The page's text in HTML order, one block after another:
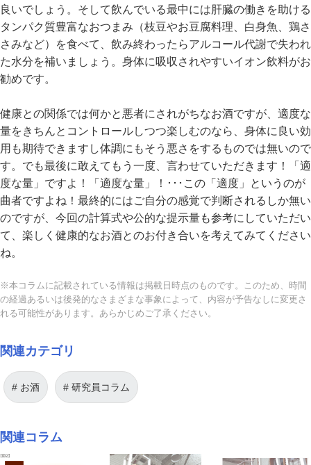
良いでしょう。そして飲んでいる最中には肝臓の働きを助ける
タンパク質豊富なおつまみ（枝豆やお豆腐料理、白身魚、鶏さ
さみなど）を食べて、飲み終わったらアルコール代謝で失われ
た水分を補いましょう。身体に吸収されやすいイオン飲料がお
勧めです。
健康との関係では何かと悪者にされがちなお酒ですが、適度な
量をきちんとコントロールしつつ楽しむのなら、身体に良い効
用も期待できますし体調にもそう悪さをするものでは無いので
す。でも最後に敢えてもう一度、言わせていただきます！「適
度な量」ですよ！「適度な量」！･･･この「適度」というのが
曲者ですよね！最終的にはご自分の感覚で判断されるしか無い
のですが、今回の計算式や公的な提示量も参考にしていただい
て、楽しく健康的なお酒とのお付き合いを考えてみてください
ね。
※本コラムに記載されている情報は掲載日時点のものです。このため、時間
の経過あるいは後発的なさまざまな事象によって、内容が予告なしに変更さ
れる可能性があります。あらかじめご了承ください。
関連カテゴリ
お酒 研究員コラム
関連コラム